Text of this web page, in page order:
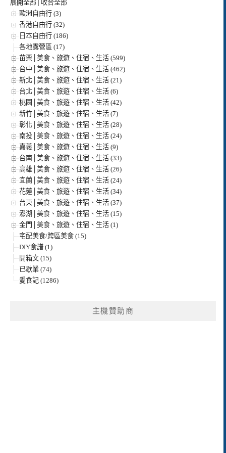
展開全部
收合全部
歐洲自由行 (3)
香港自由行 (32)
日本自由行 (186)
各地露營區 (17)
苗栗│美食、旅遊、住宿、生活 (599)
台中│美食、旅遊、住宿、生活 (462)
新北│美食、旅遊、住宿、生活 (21)
台北│美食、旅遊、住宿、生活 (6)
桃園│美食、旅遊、住宿、生活 (42)
新竹│美食、旅遊、住宿、生活 (7)
彰化│美食、旅遊、住宿、生活 (28)
南投│美食、旅遊、住宿、生活 (24)
嘉義│美食、旅遊、住宿、生活 (9)
台南│美食、旅遊、住宿、生活 (33)
高雄│美食、旅遊、住宿、生活 (26)
宜蘭│美食、旅遊、住宿、生活 (24)
花蓮│美食、旅遊、住宿、生活 (34)
台東│美食、旅遊、住宿、生活 (37)
澎湖│美食、旅遊、住宿、生活 (15)
金門│美食、旅遊、住宿、生活 (1)
宅配美食/跨區美食 (15)
DIY食譜 (1)
開箱文 (15)
已歇業 (74)
愛食記 (1286)
主機贊助商